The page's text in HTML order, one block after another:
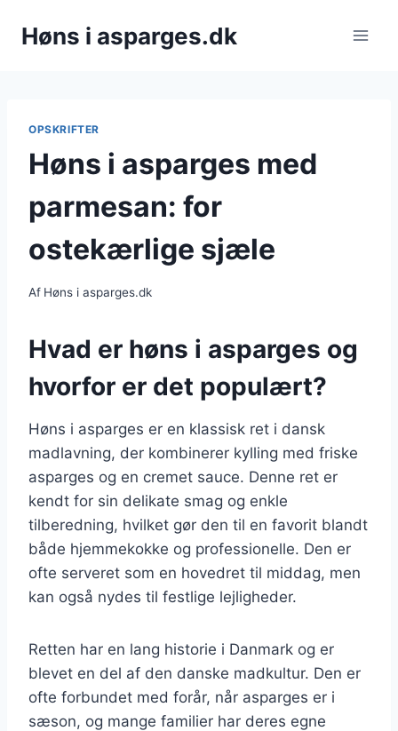
Høns i asparges.dk
OPSKRIFTER
Høns i asparges med
parmesan: for
ostekærlige sjæle
Af Høns i asparges.dk
Hvad er høns i asparges og
hvorfor er det populært?
Høns i asparges er en klassisk ret i dansk
madlavning, der kombinerer kylling med friske
asparges og en cremet sauce. Denne ret er
kendt for sin delikate smag og enkle
tilberedning, hvilket gør den til en favorit blandt
både hjemmekokke og professionelle. Den er
ofte serveret som en hovedret til middag, men
kan også nydes til festlige lejligheder.
Retten har en lang historie i Danmark og er
blevet en del af den danske madkultur. Den er
ofte forbundet med forår, når asparges er i
sæson, og mange familier har deres egne